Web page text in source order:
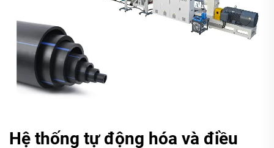
Hệ thống tự động hóa và điều